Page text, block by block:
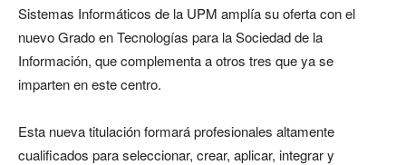
Sistemas Informáticos de la UPM amplía su oferta con el
nuevo Grado en Tecnologías para la Sociedad de la
Información, que complementa a otros tres que ya se
imparten en este centro.
Esta nueva titulación formará profesionales altamente
cualificados para seleccionar, crear, aplicar, integrar y